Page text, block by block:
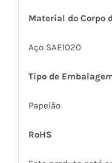
Material do Corpo
Aço SAE1020
Tipo de
Papelão
RoHS